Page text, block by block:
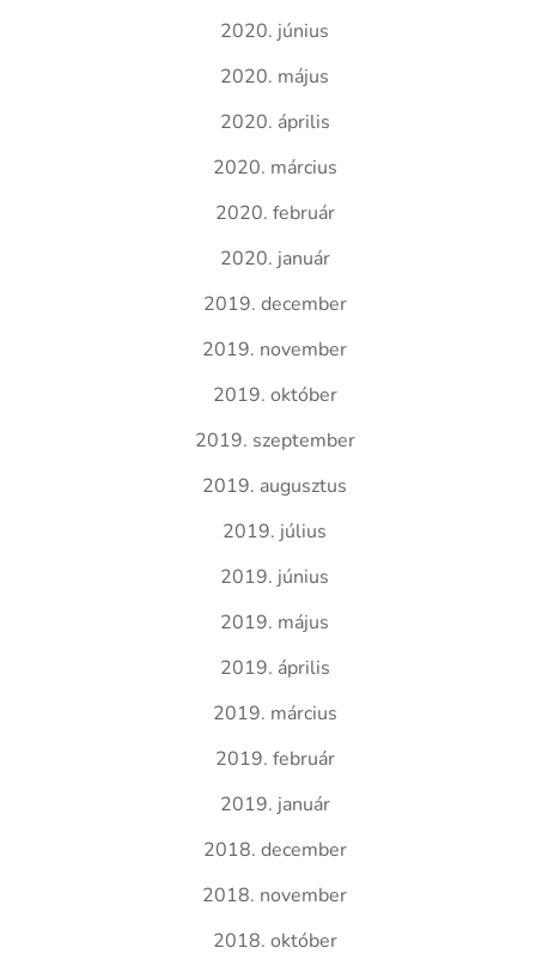
2020. június
2020. május
2020. április
2020. március
2020. február
2020. január
2019. december
2019. november
2019. október
2019. szeptember
2019. augusztus
2019. július
2019. június
2019. május
2019. április
2019. március
2019. február
2019. január
2018. december
2018. november
2018. október